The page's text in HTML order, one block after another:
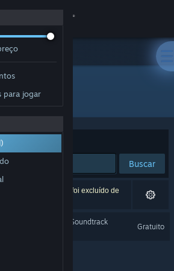
do Steam
para jogar
Buscar
sua busca. Um título foi excluído de
X Collection Year 1 Soundtrack
Gratuito